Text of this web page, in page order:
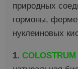
природных
гормоны,
нуклеиновых
1. COLOSTRUM